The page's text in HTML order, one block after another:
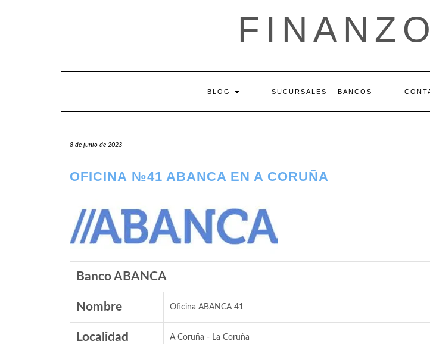
BLOG SUCURSALES – BANCOS
8 de junio de 2023
OFICINA №41 ABANCA EN A CORUÑA
Banco ABANCA
Nombre Oficina ABANCA 41
Localidad A Coruña - La Coruña